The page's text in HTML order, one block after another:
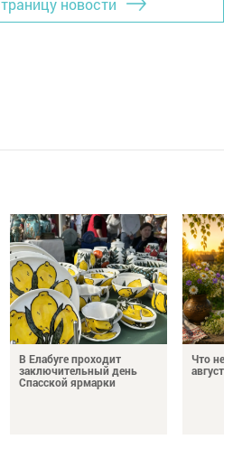
В Елабуге проходит
заключительный день
Спасской ярмарки
Что